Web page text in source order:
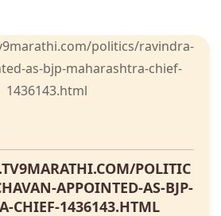
POLITIC
APPOINTED-AS-BJP-
CHIEF-1436143.HTML